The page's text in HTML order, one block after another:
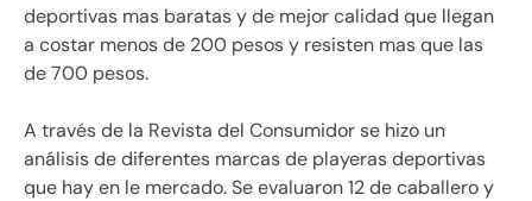
deportivas mas baratas y de mejor calidad que llegan
a costar menos de 200 pesos y resisten mas que las
de 700 pesos.
A través de la Revista del Consumidor se hizo un
análisis de diferentes marcas de playeras deportivas
que hay en le mercado. Se evaluaron 12 de caballero y